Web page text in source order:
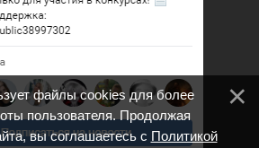
файлы cookies для более
пользователя. Продолжая
вы соглашаетесь с Политикой